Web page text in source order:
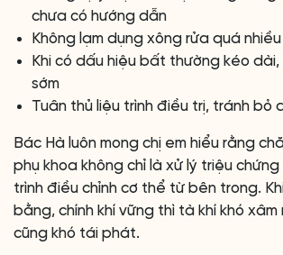
chưa có hướng dẫn
Không lạm dụng xông rửa quá
Khi có dấu hiệu bất thường kéo
sớm
Tuân thủ liệu trình điều trị, tránh bỏ
Bác Hà luôn mong chị em hiểu rằng
phụ khoa không chỉ là xử lý triệu
trình điều chỉnh cơ thể từ bên trong.
bằng, chính khí vững thì tà khí khó
cũng khó tái phát.